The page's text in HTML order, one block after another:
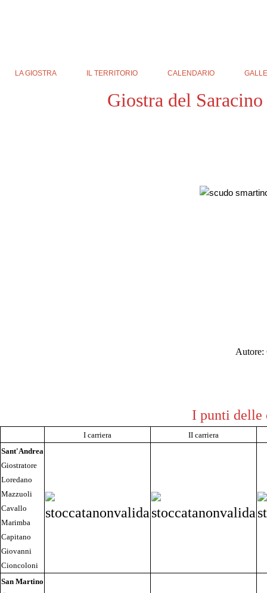
LA GIOSTRA IL TERRITORIO CALENDARIO
Giostra del
Autore:
I punti delle
I carriera
II carriera
Sant'Andrea
Giostratore
Loredano
Mazzuoli
Cavallo
Marimba
Capitano
Giovanni
Cioncoloni
San Martino